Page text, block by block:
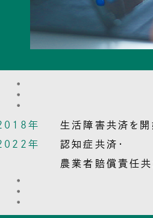
年
生活障害共済を開
年
認知症共済・
農業者賠償責任